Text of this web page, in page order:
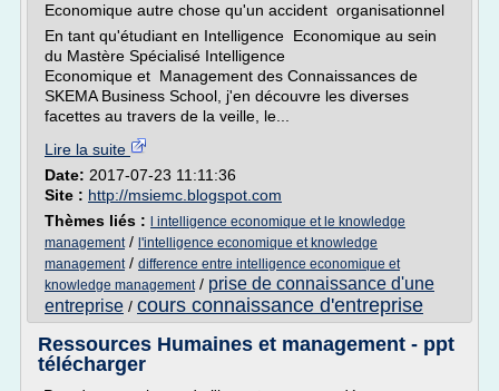
Economique autre chose qu'un accident organisationnel
En tant qu'étudiant en Intelligence Economique au sein
du Mastère Spécialisé Intelligence
Economique et Management des Connaissances de
SKEMA Business School, j'en découvre les diverses
facettes au travers de la veille, le...
Lire la suite
Date: 2017-07-23 11:11:36
Site : http://msiemc.blogspot.com
Thèmes liés :
l intelligence economique et le knowledge
management/ l'intelligence economique et knowledge
management/ difference entre intelligence economique et
knowledge management/ prise de connaissance d'une
entreprise / cours connaissance d'entreprise
Ressources Humaines et management - ppt
télécharger